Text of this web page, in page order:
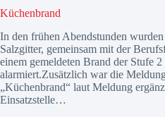
Küchenbrand
In den frühen Abendstunden
Salzgitter, gemeinsam mit der
einem gemeldeten Brand der Stufe
alarmiert.Zusätzlich war die
„Küchenbrand“ laut Meldung
Einsatzstelle…